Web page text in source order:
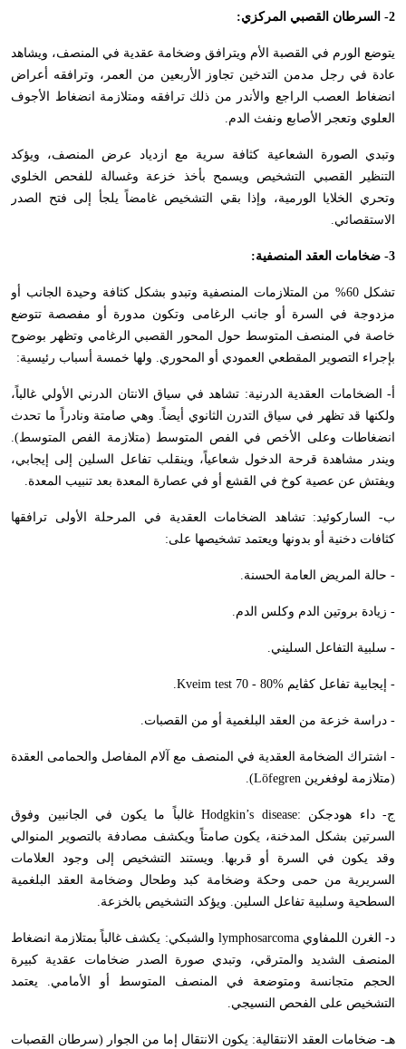
2- السرطان القصبي المركزي:
يتوضع الورم في القصبة الأم ويترافق وضخامة عقدية في المنصف، ويشاهد
عادة في رجل مدمن التدخين تجاوز الأربعين من العمر، وترافقه أعراض
انضغاط العصب الراجع والأندر من ذلك ترافقه ومتلازمة انضغاط الأجوف
العلوي وتعجر الأصابع ونفث الدم.
وتبدي الصورة الشعاعية كثافة سرية مع ازدياد عرض المنصف، ويؤكد
التنظير القصبي التشخيص ويسمح بأخذ خزعة وغسالة للفحص الخلوي
وتحري الخلايا الورمية، وإذا بقي التشخيص غامضاً يلجأ إلى فتح الصدر
الاستقصائي.
3- ضخامات العقد المنصفية:
تشكل 60% من المتلازمات المنصفية وتبدو بشكل كثافة وحيدة الجانب أو
مزدوجة في السرة أو جانب الرغامى وتكون مدورة أو مفصصة تتوضع
خاصة في المنصف المتوسط حول المحور القصبي الرغامي وتظهر بوضوح
بإجراء التصوير المقطعي العمودي أو المحوري. ولها خمسة أسباب رئيسية:
أ- الضخامات العقدية الدرنية: تشاهد في سياق الانتان الدرني الأولي غالباً،
ولكنها قد تظهر في سياق التدرن الثانوي أيضاً. وهي صامتة ونادراً ما تحدث
انضغاطات وعلى الأخص في الفص المتوسط (متلازمة الفص المتوسط).
ويندر مشاهدة قرحة الدخول شعاعياً، وينقلب تفاعل السلين إلى إيجابي،
ويفتش عن عصية كوخ في القشع أو في عصارة المعدة بعد تنبيب المعدة.
ب- الساركوئيد: تشاهد الضخامات العقدية في المرحلة الأولى ترافقها
كثافات دخنية أو بدونها ويعتمد تشخيصها على:
- حالة المريض العامة الحسنة.
- زيادة بروتين الدم وكلس الدم.
- سلبية التفاعل السليني.
- إيجابية تفاعل كڤايم Kveim test 70 - 80%
.
- دراسة خزعة من العقد البلغمية أو من القصبات.
- اشتراك الضخامة العقدية في المنصف مع آلام المفاصل والحمامى العقدة
(متلازمة لوفغرين Löfegren
).
ج- داء هودجكن :Hodgkin’s disease غالباً ما يكون في الجانبين وفوق
السرتين بشكل المدخنة، يكون صامتاً ويكشف مصادفة بالتصوير المنوالي
وقد يكون في السرة أو قربها. ويستند التشخيص إلى وجود العلامات
السريرية من حمى وحكة وضخامة كبد وطحال وضخامة العقد البلغمية
السطحية وسلبية تفاعل السلين. ويؤكد التشخيص بالخزعة.
د- الغرن اللمفاويlymphosarcoma والشبكي: يكشف غالباً بمتلازمة انضغاط
المنصف الشديد والمترقي، وتبدي صورة الصدر ضخامات عقدية كبيرة
الحجم متجانسة ومتوضعة في المنصف المتوسط أو الأمامي. يعتمد
التشخيص على الفحص النسيجي.
هـ- ضخامات العقد الانتقالية: يكون الانتقال إما من الجوار (سرطان القصبات